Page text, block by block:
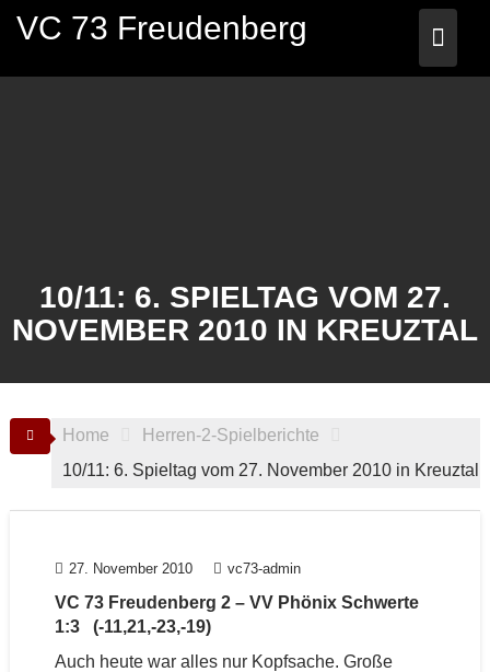
VC 73 Freudenberg
10/11: 6. SPIELTAG VOM 27.
NOVEMBER 2010 IN KREUZTAL
Home
Herren-2-Spielberichte
10/11: 6. Spieltag vom 27. November 2010 in Kreuztal
27. November 2010 vc73-admin
VC 73 Freudenberg 2 – VV Phönix Schwerte
1:3 (-11,21,-23,-19)
Auch heute war alles nur Kopfsache. Große